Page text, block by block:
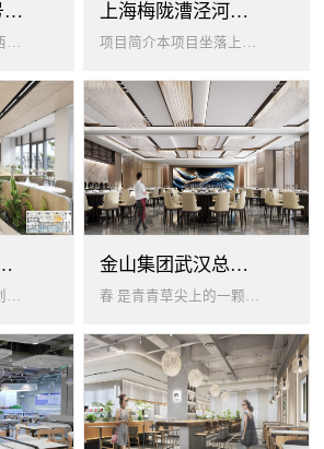
阿里西溪园区8号楼1层餐厅
本项目坐落杭州阿里西溪园区8号楼一层，以绿色生机 + 年轻基因为核心，打造「活力聚场」复合型员工餐厅。兼顾多人群用餐需求...
上海梅陇漕泾河科技绿洲员工餐厅
项目简介本项目坐落上海闵行梅陇科技绿洲，以生态创艺食堂为设计核心，融合现代轻奢与自然生态，打造兼顾高效就餐、休闲社交、商...
智员工餐厅
项目位于深圳南山区创智云城，服务正浩企业全体员工及来访亲友，总建筑面积 1537㎡，室内座位 450 座、室外休闲外摆 ...
金山集团武汉总部员工食堂设计
春 是青青草尖上的一颗露珠夏 是粼波湖面中倒映的晚霞秋 是宁静山谷里的一片落叶冬 是白雪中屹立不倒的松柏... ...0...